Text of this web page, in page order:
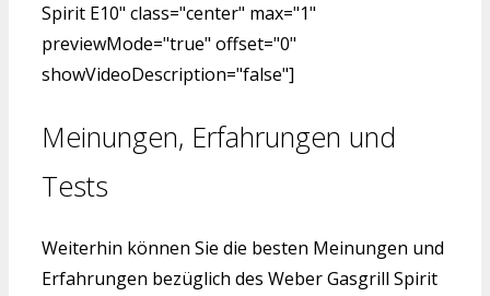
Spirit E10" class="center" max="1"
previewMode="true" offset="0"
showVideoDescription="false"]
Meinungen, Erfahrungen und
Tests
Weiterhin können Sie die besten Meinungen und
Erfahrungen bezüglich des Weber Gasgrill Spirit